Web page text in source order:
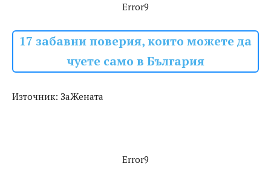
Error9
17 забавни поверия, които можете да
чуете само в България
Източник: ЗаЖената
Error9